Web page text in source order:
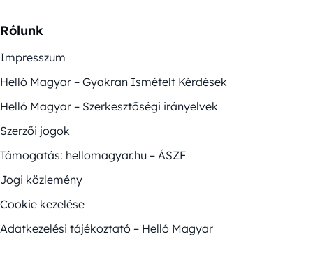
Rólunk
Impresszum
Helló Magyar – Gyakran Ismételt Kérdések
Helló Magyar – Szerkesztőségi irányelvek
Szerzői jogok
Támogatás: hellomagyar.hu – ÁSZF
Jogi közlemény
Cookie kezelése
Adatkezelési tájékoztató – Helló Magyar